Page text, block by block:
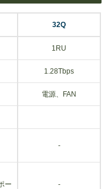
32Q
1RU
1.28Tbps
電源、FAN
-
ー
-